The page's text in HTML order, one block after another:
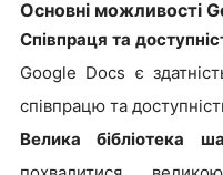
Основні можливості
Співпраця та
Google Docs є
співпрацю та
Велика бібліотека